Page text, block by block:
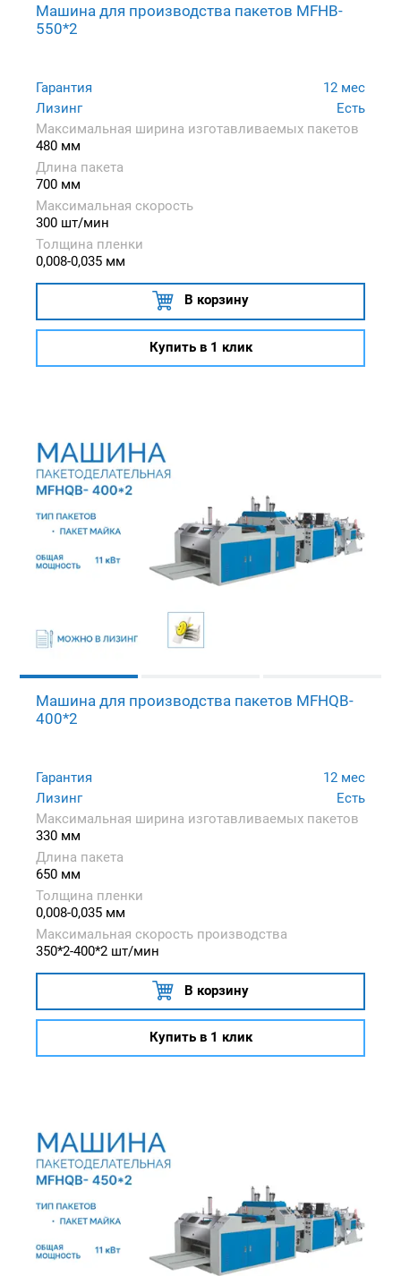
Машина для производства пакетов MFHB-
550*2
Гарантия
12 мес
Лизинг
Есть
Максимальная ширина изготавливаемых пакетов
480 мм
Длина пакета
700 мм
Максимальная скорость
300 шт/мин
Толщина пленки
0,008-0,035 мм
В корзину
Купить в 1 клик
Машина для производства пакетов MFHQB-
400*2
Гарантия
12 мес
Лизинг
Есть
Максимальная ширина изготавливаемых пакетов
330 мм
Длина пакета
650 мм
Толщина пленки
0,008-0,035 мм
Максимальная скорость производства
350*2-400*2 шт/мин
В корзину
Купить в 1 клик